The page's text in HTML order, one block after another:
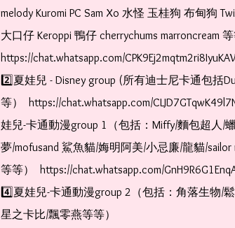
melody Kuromi PC Sam Xo 水怪 玉桂狗 布甸狗
大口仔 Keroppi 鴨仔 cherrychums marroncream 等
https://chat.whatsapp.com/
2️⃣夏娃兒 - Disney group (所有迪士尼卡通包括
等）  https://chat.whatsapp.com/
娃兒-卡通動漫group 1（包括：Miffy/麵包超人/
夢/mofusand 鯊魚貓/娒明阿美/小忌廉/龍貓/sailor
等等）  https://chat.whatsapp.com/
4️⃣夏娃兒-卡通動漫group 2（包括：角落生物/
星之卡比/飄零燕等等）